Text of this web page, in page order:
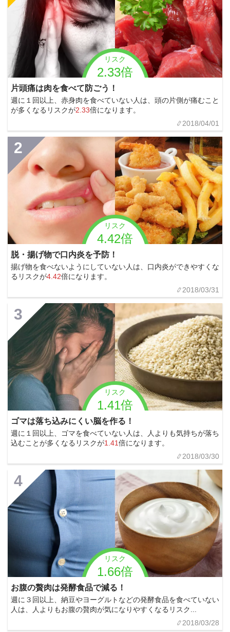
リスク
2.33倍
片頭痛は肉を食べて防ごう！
週に１回以上、赤身肉を食べていない人は、頭の片側が痛むこと
が多くなるリスクが2.33倍になります。
2018/04/01
リスク
4.42倍
2
脱・揚げ物で口内炎を予防！
揚げ物を食べないようにしていない人は、口内炎ができやすくな
るリスクが4.42倍になります。
2018/03/31
リスク
1.41倍
3
ゴマは落ち込みにくい脳を作る！
週に１回以上、ゴマを食べていない人は、人よりも気持ちが落ち
込むことが多くなるリスクが1.41倍になります。
2018/03/30
リスク
1.66倍
4
お腹の贅肉は発酵食品で減る！
週に３回以上、納豆やヨーグルトなどの発酵食品を食べていない
人は、人よりもお腹の贅肉が気になりやすくなるリスク...
2018/03/28